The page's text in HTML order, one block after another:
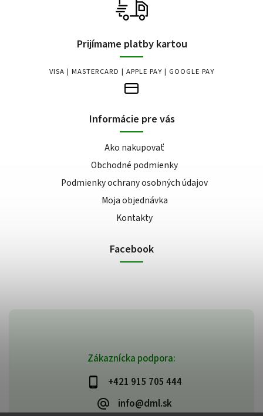
Zákaznícka podpora:
+421 915 705 444
info@dml.sk
Prijímame platby kartou
VISA | MASTERCARD | APPLE PAY | GOOGLE PAY
Informácie pre vás
Ako nakupovať
Obchodné podmienky
Podmienky ochrany osobných údajov
Moja objednávka
Kontakty
Facebook